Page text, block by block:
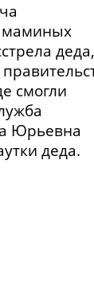
маминых
деда,
смогли
Юрьевна
деда.